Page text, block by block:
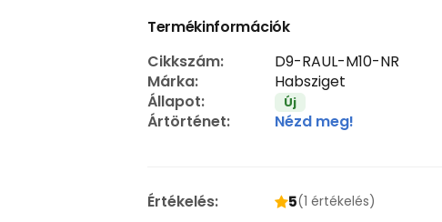
Termékinformációk
Cikkszám:
D9-RAUL-M10-NR
Márka:
Habsziget
Állapot:
Új
Ártörténet: Nézd meg!
Értékelés: 5(1 értékelés)